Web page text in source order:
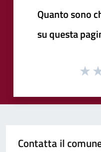
Quanto sono
su questa
Contatta il